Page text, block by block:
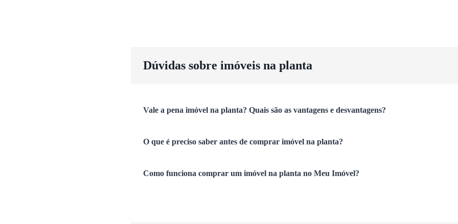
Dúvidas sobre imóveis na planta
Vale a pena imóvel na planta? Quais são as vantagens e desvantagens?
O que é preciso saber antes de comprar imóvel na planta?
Como funciona comprar um imóvel na planta no Meu Imóvel?